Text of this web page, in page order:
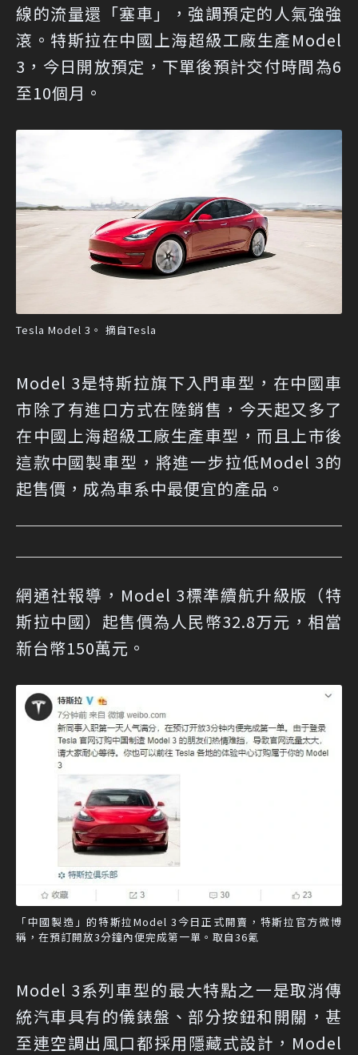
線的流量還「塞車」，強調預定的人氣強強
滾。特斯拉在中國上海超級工廠生產Model
3，今日開放預定，下單後預計交付時間為6
至10個月。
Tesla Model 3。 摘自Tesla
Model 3是特斯拉旗下入門車型，在中國車
市除了有進口方式在陸銷售，今天起又多了
在中國上海超級工廠生產車型，而且上市後
這款中國製車型，將進一步拉低Model 3的
起售價，成為車系中最便宜的產品。
網通社報導，Model 3標準續航升級版（特
斯拉中國）起售價為人民幣32.8万元，相當
新台幣150萬元。
「中國製造」的特斯拉Model 3今日正式開賣，特斯拉官方微博
稱，在預訂開放3分鐘內便完成第一單。取自36氪
Model 3系列車型的最大特點之一是取消傳
統汽車具有的儀錶盤、部分按鈕和開關，甚
至連空調出風口都採用隱藏式設計，Model